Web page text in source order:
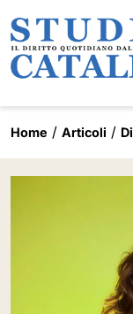
Home Articoli